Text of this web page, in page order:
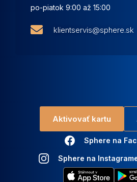
po-piatok 9:00 až 15:00
klientservis@sphere.sk
Aktivovať kartu
Sphere na
Sphere na